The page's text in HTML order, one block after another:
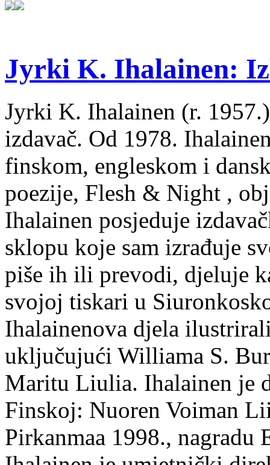
Jyrki K. Ihalainen:
Jyrki K. Ihalainen (r.
izdavač. Od 1978.
finskom, engleskom i
poezije, Flesh & Night ,
Ihalainen posjeduje
sklopu koje sam izrađuje
piše ih ili prevodi, djeluje
svojoj tiskari u
Ihalainenova djela
uključujući Williama S.
Maritu Liulia. Ihalainen je
Finskoj: Nuoren Voiman
Pirkanmaa 1998.,